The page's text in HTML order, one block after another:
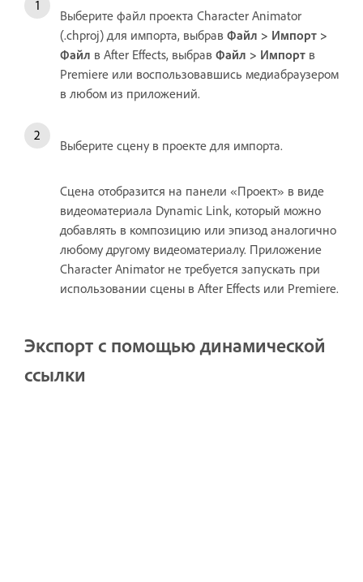
Выберите файл проекта Character Animator
(.chproj) для импорта, выбрав Файл > Импорт >
Файл в After Effects, выбрав Файл > Импорт в
Premiere или воспользовавшись медиабраузером
в любом из приложений.
Выберите сцену в проекте для импорта.
Сцена отобразится на панели «Проект» в виде
видеоматериала Dynamic Link, который можно
добавлять в композицию или эпизод аналогично
любому другому видеоматериалу. Приложение
Character Animator не требуется запускать при
использовании сцены в After Effects или Premiere.
Экспорт с помощью динамической
ссылки